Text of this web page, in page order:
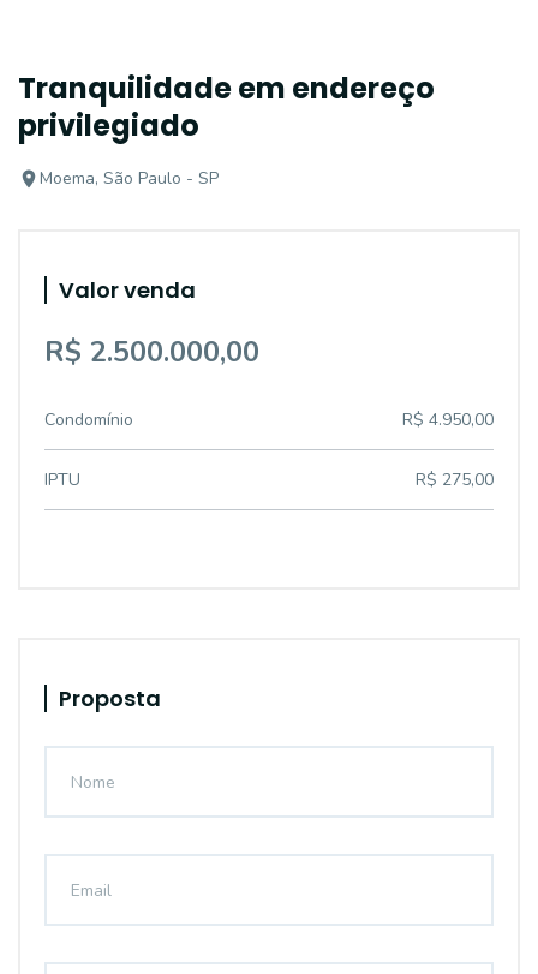
Tranquilidade em endereço
privilegiado
Moema, São Paulo - SP
Valor venda
R$ 2.500.000,00
Condomínio R$ 4.950,00
IPTU R$ 275,00
Proposta